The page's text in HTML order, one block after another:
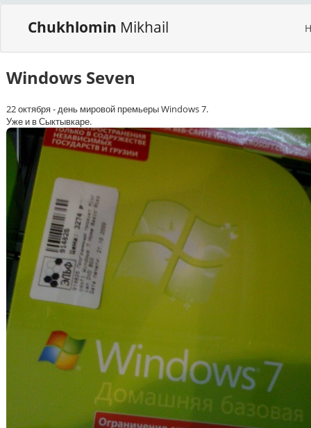
Chukhlomin Mikhail
Windows Seven
22 октября - день мировой премьеры Windows 7.
Уже и в Сыктывкаре.